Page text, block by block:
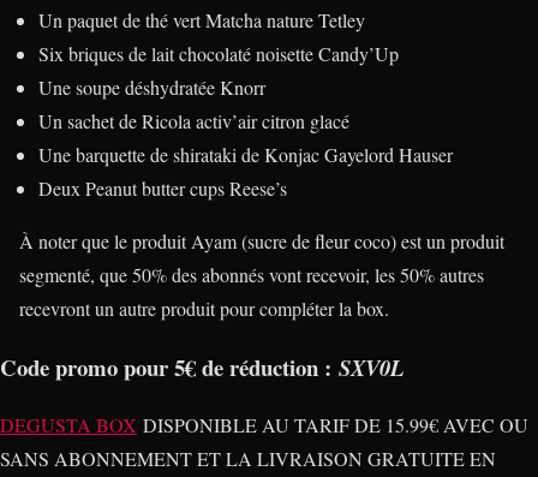
Un paquet de thé vert Matcha nature Tetley
Six briques de lait chocolaté noisette Candy’Up
Une soupe déshydratée Knorr
Un sachet de Ricola activ’air citron glacé
Une barquette de shirataki de Konjac Gayelord Hauser
Deux Peanut butter cups Reese’s
À noter que le produit Ayam (sucre de fleur coco) est un produit
segmenté, que 50% des abonnés vont recevoir, les 50% autres
recevront un autre produit pour compléter la box.
Code promo pour 5€ de réduction : SXV0L
DEGUSTA BOX DISPONIBLE AU TARIF DE 15.99€ AVEC OU
SANS ABONNEMENT ET LA LIVRAISON GRATUITE EN